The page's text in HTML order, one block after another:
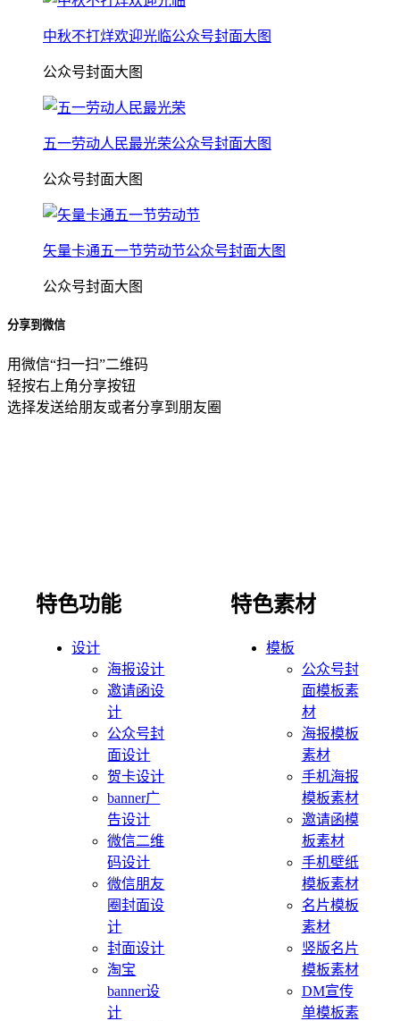
中秋不打烊欢迎光临公众号封面大图
公众号封面大图
五一劳动人民最光荣公众号封面大图
公众号封面大图
矢量卡通五一节劳动节公众号封面大图
公众号封面大图
分享到微信
用微信“扫一扫”二维码
轻按右上角分享按钮
选择发送给朋友或者分享到朋友圈
特色功能
设计
海报设计
邀请函设
计
公众号封
面设计
贺卡设计
banner广
告设计
微信二维
码设计
微信朋友
圈封面设
计
封面设计
淘宝
banner设
计
特色素材
模板
公众号封
面模板素
材
海报模板
素材
手机海报
模板素材
邀请函模
板素材
手机壁纸
模板素材
名片模板
素材
竖版名片
模板素材
DM宣传
单模板素